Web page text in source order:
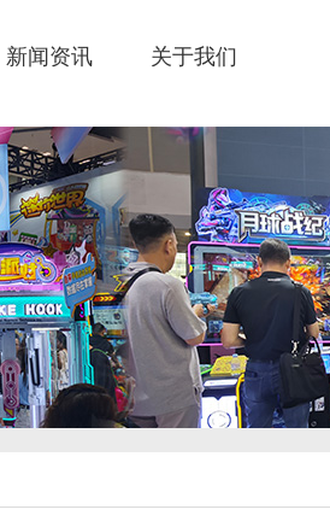
新闻资讯 关于我们